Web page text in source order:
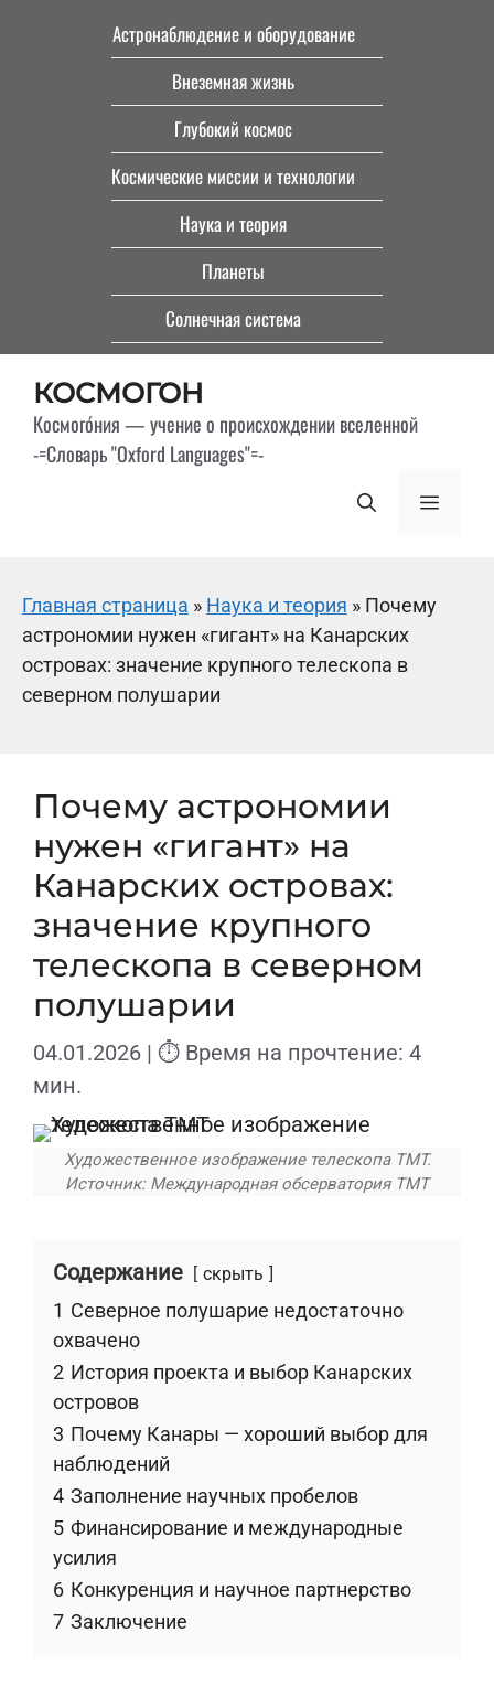
Астронаблюдение и оборудование
Внеземная жизнь
Глубокий космос
Космические миссии и технологии
Наука и теория
Планеты
Солнечная система
КОСМОГОН
Космого́ния — учение о происхождении вселенной
-=Словарь "Oxford Languages"=-
Меню
Главная страница » Наука и теория » Почему
астрономии нужен «гигант» на Канарских
островах: значение крупного телескопа в
северном полушарии
Почему астрономии
нужен «гигант» на
Канарских островах:
значение крупного
телескопа в северном
полушарии
04.01.2026 | ⏱ Время на прочтение: 4
мин.
Художественное изображение телескопа TMT.
Источник: Международная обсерватория TMT
Содержание скрыть
1 Северное полушарие недостаточно
охвачено
2 История проекта и выбор Канарских
островов
3 Почему Канары — хороший выбор для
наблюдений
4 Заполнение научных пробелов
5 Финансирование и международные
усилия
6 Конкуренция и научное партнерство
7 Заключение